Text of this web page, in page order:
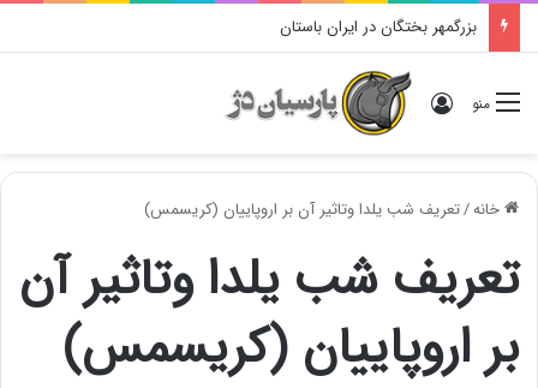
بزرگمهر بختگان در ایران باستان
منو ورود
خانه/تعریف شب یلدا وتاثیر آن بر اروپاییان (کریسمس)
تعریف شب یلدا وتاثیر آن
بر اروپاییان (کریسمس)